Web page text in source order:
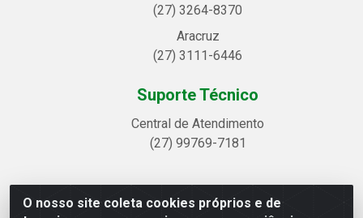
O nosso site coleta cookies próprios e de
(27) 3264-8370
Aracruz
(27) 3111-6446
Suporte Técnico
Central de Atendimento
(27) 99769-7181
Linhavix Distribuidora LTDA - Avenida Alegre, 2521 -